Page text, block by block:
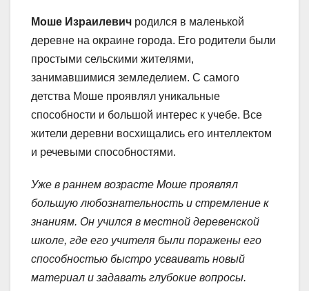
Моше Израилевич родился в маленькой
деревне на окраине города. Его родители были
простыми сельскими жителями,
занимавшимися земледелием. С самого
детства Моше проявлял уникальные
способности и большой интерес к учебе. Все
жители деревни восхищались его интеллектом
и речевыми способностями.
Уже в раннем возрасте Моше проявлял
большую любознательность и стремление к
знаниям. Он учился в местной деревенской
школе, где его учителя были поражены его
способностью быстро усваивать новый
материал и задавать глубокие вопросы.